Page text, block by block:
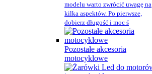
modelu warto zwrócić uwagę na
kilka aspektów. Po pierwsze,
dobierz długość i moc ś
Pozostałe akcesoria
motocyklowe